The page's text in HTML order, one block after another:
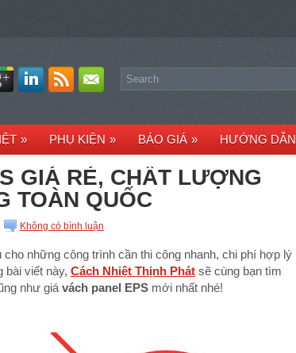
» PHỤ KIỆN » BÁO GIÁ » HƯỚNG DẪN
GIÁ RẺ, CHẤT LƯỢNG
TOÀN QUỐC
Không có bình luận
cho những công trình cần thi công nhanh, chi phí hợp lý
bài viết này, Cách Nhiệt Thịnh Phát sẽ cùng bạn tìm
như giá vách panel EPS mới nhất nhé!